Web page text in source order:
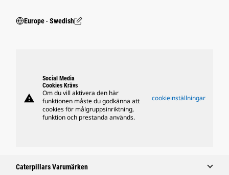
Europe ‧ Swedish
warning
Social Media
Cookies Krävs
Om du vill aktivera den här
funktionen måste du godkänna att
cookies för målgruppsinriktning,
funktion och prestanda används.
cookieinställningar
Caterpillars Varumärken